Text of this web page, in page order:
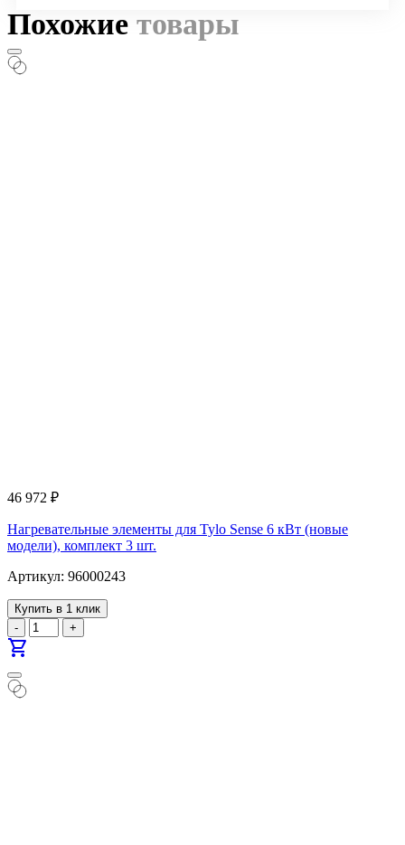
Похожие товары
46 972 ₽
Нагревательные элементы для Tylo Sense 6 кВт (новые
модели), комплект 3 шт.
Артикул: 96000243
Купить в 1 клик
-
+
shopping_cart